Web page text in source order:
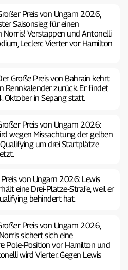
Preis von Ungarn 2026,
Saisonsieg für einen
Norris! Verstappen und Antonelli
Leclerc Vierter vor Hamilton
Große Preis von Bahrain kehrt
Rennkalender zurück. Er findet
Oktober in Sepang statt.
Preis von Ungarn 2026:
wegen Missachtung der gelben
um drei Startplätze
von Ungarn 2026: Lewis
eine Drei-Plätze-Strafe, weil er
behindert hat.
Preis von Ungarn 2026,
sichert sich eine
Pole-Position vor Hamilton und
wird Vierter. Gegen Lewis